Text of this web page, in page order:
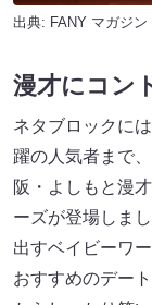
出典: FANY マガジン
漫才にコン
ネタブロックに
躍の人気者まで
阪・よしもと漫
ーズが登場しま
出すベイビーワ
おすすめのデー